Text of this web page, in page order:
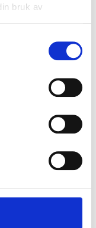
bruk av